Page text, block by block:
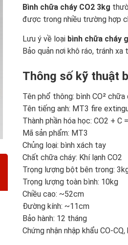
Bình chữa cháy CO2 3kg
được trong nhiều trường hợp
Lưu ý về loại bình chữa cháy
Bảo quản nơi khô ráo, tránh
Thông số kỹ thuật
Tên phổ thông: bình CO² chữa
Tên tiếng anh: MT3 fire
Thành phần hóa học: CO2 + C
Mã sản phẩm: MT3
Chủng loại: bình xách tay
Chất chữa cháy: Khí lạnh CO2
Trọng lượng bột bên trong:
Trọng lượng toàn bình: 10kg
Chiều cao: ~52cm
Đường kính: ~11cm
Bảo hành: 12 tháng
Chứng nhận nhập khẩu CO-